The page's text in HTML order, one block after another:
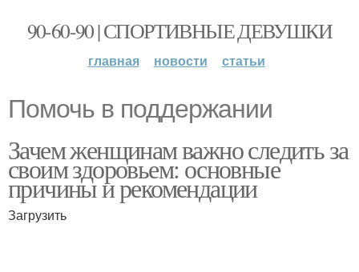
90-60-90 | СПОРТИВНЫЕ ДЕВУШКИ
главная новости статьи
Помочь в поддержании
Зачем женщинам важно следить за
своим здоровьем: основные
причины и рекомендации
Загрузить